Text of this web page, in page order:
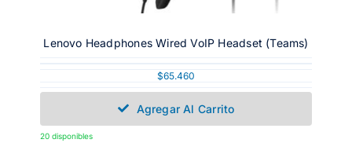
Lenovo Headphones Wired VoIP Headset (Teams)
$65.460
Agregar Al Carrito
20 disponibles